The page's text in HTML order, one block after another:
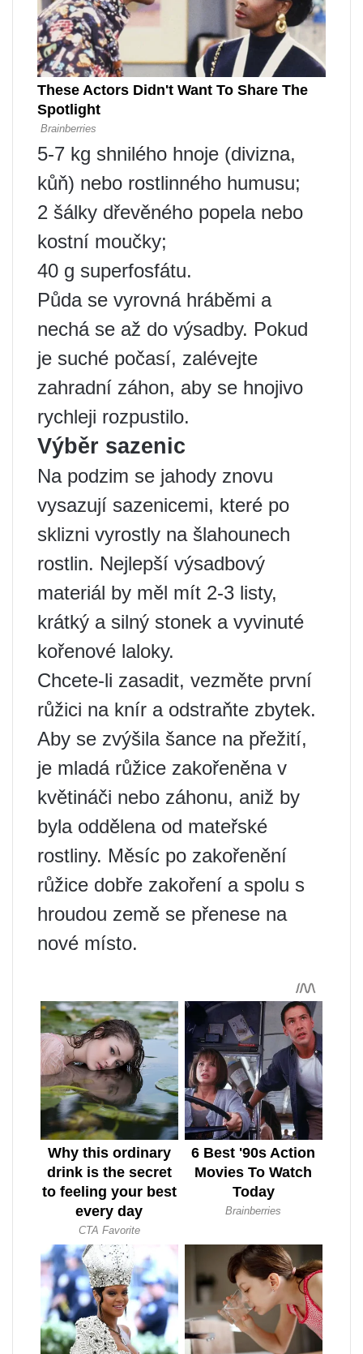
5-7 kg shnilého hnoje (divizna,
kůň) nebo rostlinného humusu;
2 šálky dřevěného popela nebo
kostní moučky;
40 g superfosfátu.
Půda se vyrovná hráběmi a
nechá se až do výsadby. Pokud
je suché počasí, zalévejte
zahradní záhon, aby se hnojivo
rychleji rozpustilo.
Výběr sazenic
Na podzim se jahody znovu
vysazují sazenicemi, které po
sklizni vyrostly na šlahounech
rostlin. Nejlepší výsadbový
materiál by měl mít 2-3 listy,
krátký a silný stonek a vyvinuté
kořenové laloky.
Chcete-li zasadit, vezměte první
růžici na knír a odstraňte zbytek.
Aby se zvýšila šance na přežití,
je mladá růžice zakořeněna v
květináči nebo záhonu, aniž by
byla oddělena od mateřské
rostliny. Měsíc po zakořenění
růžice dobře zakoření a spolu s
hroudou země se přenese na
nové místo.